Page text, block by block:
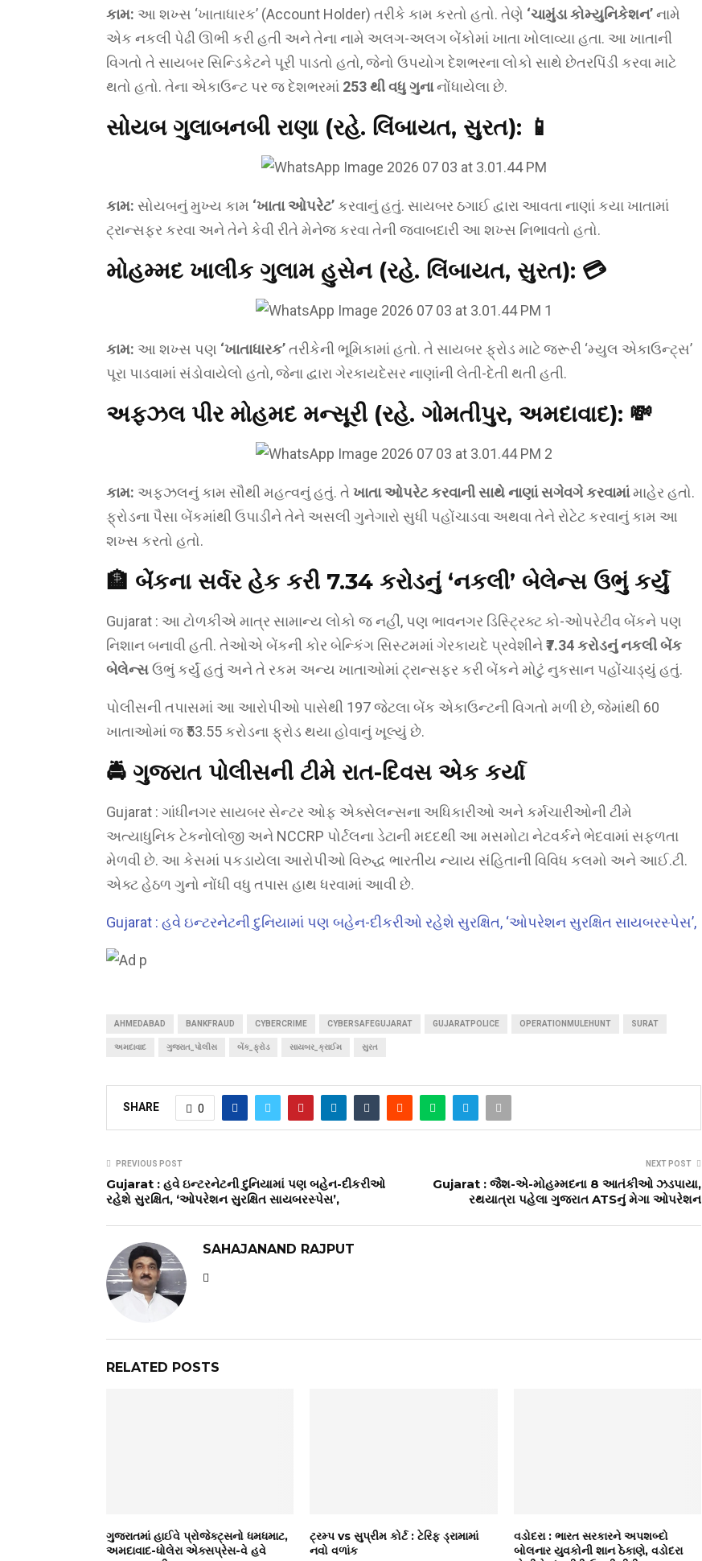
કામ: આ શખ્સ ‘ખાતાધારક’ (Account Holder) તરીકે કામ કરતો હતો. તેણે ‘ચામુંડા કોમ્યુનિકેશન’નામે
એક નકલી પેઢી ઊભી કરી હતી અને તેના નામે અલગ-અલગ બેંકોમાં ખાતા ખોલાવ્યા હતા. આ ખાતાની
વિગતો તે સાયબર સિન્ડિકેટને પૂરી પાડતો હતો, જેનો ઉપયોગ દેશભરના લોકો સાથે છેતરપિંડી કરવા માટે
થતો હતો. તેના એકાઉન્ટ પર જ દેશભરમાં 253 થી વધુ ગુનાનોંધાયેલા છે.
સોયબ ગુલાબનબી રાણા (રહે. લિંબાયત, સુરત): 📱
કામ: સોયબનું મુખ્ય કામ ‘ખાતા ઓપરેટ’કરવાનું હતું. સાયબર ઠગાઈ દ્વારા આવતા નાણાં કયા ખાતામાં
ટ્રાન્સફર કરવા અને તેને કેવી રીતે મેનેજ કરવા તેની જવાબદારી આ શખ્સ નિભાવતો હતો.
મોહમ્મદ ખાલીક ગુલામ હુસેન (રહે. લિંબાયત, સુરત): 💳
કામ: આ શખ્સ પણ ‘ખાતાધારક’તરીકેની ભૂમિકામાં હતો. તે સાયબર ફ્રોડ માટે જરૂરી ‘મ્યુલ એકાઉન્ટ્સ’
પૂરા પાડવામાં સંડોવાયેલો હતો, જેના દ્વારા ગેરકાયદેસર નાણાંની લેતી-દેતી થતી હતી.
અફઝલ પીર મોહમદ મન્સૂરી (રહે. ગોમતીપુર, અમદાવાદ): 💸
કામ: અફઝલનું કામ સૌથી મહત્વનું હતું. તે ખાતા ઓપરેટ કરવાની સાથે નાણાં સગેવગે કરવામાંમાહેર હતો.
ફ્રોડના પૈસા બેંકમાંથી ઉપાડીને તેને અસલી ગુનેગારો સુધી પહોંચાડવા અથવા તેને રોટેટ કરવાનું કામ આ
શખ્સ કરતો હતો.
🏦 બેંકના સર્વર હેક કરી ₹7.34 કરોડનું ‘નકલી’ બેલેન્સ ઉભું કર્યું
Gujarat : આ ટોળકીએ માત્ર સામાન્ય લોકો જ નહીં, પણ ભાવનગર ડિસ્ટ્રિક્ટ કો-ઓપરેટીવ બેંકને પણ
નિશાન બનાવી હતી. તેઓએ બેંકની કોર બેન્કિંગ સિસ્ટમમાં ગેરકાયદે પ્રવેશીને₹7.34 કરોડનું નકલી બેંક
બેલેન્સઉભું કર્યું હતું અને તે રકમ અન્ય ખાતાઓમાં ટ્રાન્સફર કરી બેંકને મોટું નુકસાન પહોંચાડ્યું હતું.
પોલીસની તપાસમાં આ આરોપીઓ પાસેથી 197 જેટલા બેંક એકાઉન્ટની વિગતો મળી છે, જેમાંથી 60
ખાતાઓમાં જ ₹53.55 કરોડના ફ્રોડ થયા હોવાનું ખૂલ્યું છે.
🚔 ગુજરાત પોલીસની ટીમે રાત-દિવસ એક કર્યા
Gujarat : ગાંધીનગર સાયબર સેન્ટર ઓફ એક્સેલન્સના અધિકારીઓ અને કર્મચારીઓની ટીમે
અત્યાધુનિક ટેકનોલોજી અને NCCRP પોર્ટલના ડેટાની મદદથી આ મસમોટા નેટવર્કને ભેદવામાં સફળતા
મેળવી છે. આ કેસમાં પકડાયેલા આરોપીઓ વિરુદ્ધ ભારતીય ન્યાય સંહિતાની વિવિધ કલમો અને આઈ.ટી.
એક્ટ હેઠળ ગુનો નોંધી વધુ તપાસ હાથ ધરવામાં આવી છે.
Gujarat : હવે ઇન્ટરનેટની દુનિયામાં પણ બહેન-દીકરીઓ રહેશે સુરક્ષિત, ‘ઓપરેશન સુરક્ષિત સાયબરસ્પેસ’,
AHMEDABAD BANKFRAUD CYBERCRIME CYBERSAFEGUJARAT GUJARATPOLICE OPERATIONMULEHUNT SURAT
અમદાવાદ ગુજરાત_પોલીસ બેંક_ફ્રોડ સાયબર_ક્રાઈમ સુરત
SHARE 0
PREVIOUS POST
Gujarat : હવે ઇન્ટરનેટની દુનિયામાં પણ બહેન-દીકરીઓ
રહેશે સુરક્ષિત, ‘ઓપરેશન સુરક્ષિત સાયબરસ્પેસ’,
NEXT POST
Gujarat : જૈશ-એ-મોહમ્મદના 8 આતંકીઓ ઝડપાયા,
રથયાત્રા પહેલા ગુજરાત ATSનું મેગા ઓપરેશન
SAHAJANAND RAJPUT
RELATED POSTS
ગુજરાતમાં હાઈવે પ્રોજેક્ટ્સનો ધમધમાટ,
અમદાવાદ-ધોલેરા એક્સપ્રેસ-વે હવે
ટ્રમ્પ vs સુપ્રીમ કોર્ટ : ટેરિફ ડ્રામામાં
નવો વળાંક
વડોદરા : ભારત સરકારને અપશબ્દો
બોલનાર યુવકોની શાન ઠેકાણે, વડોદરા